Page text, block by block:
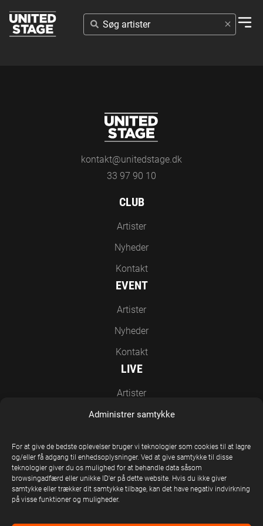
Administrer samtykke
For at give de bedste oplevelser bruger vi teknologier som cookies til at lagre
og/eller få adgang til enhedsoplysninger. Ved at give samtykke til disse
teknologier giver du os mulighed for at behandle data såsom
browsingadfærd eller unikke ID'er på dette website. Hvis du ikke giver
samtykke eller trækker dit samtykke tilbage, kan det have negativ indvirkning
på visse funktioner og muligheder.
SØG
ARTISTER
kontakt@unitedstage.dk
33 97 90 10
CLUB
Artister
Nyheder
Kontakt
EVENT
Artister
Nyheder
Kontakt
LIVE
Artister
Nyheder
EN DEL AF UNITED STAGE GROUP